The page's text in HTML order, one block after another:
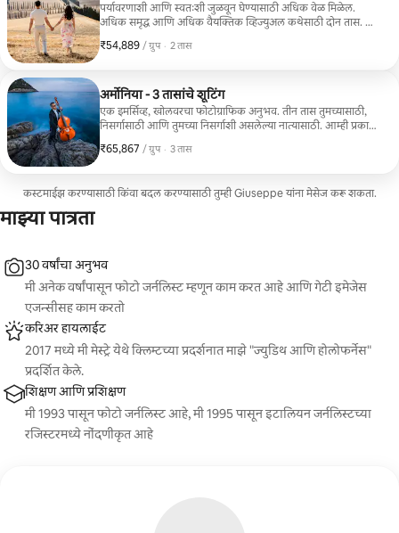
पर्यावरणाशी आणि स्वतःशी जुळवून घेण्यासाठी अधिक वेळ मिळेल.
अधिक समृद्ध आणि अधिक वैयक्तिक व्हिज्युअल कथेसाठी दोन तास. 📸
पोस्ट-प्रॉड्युस्ड फोटोजची डिलिव्हरी आणि वेबद्वारे फोटो डिलिव्हरी.
₹54,889 / ग्रुप
₹54,889, प्रति ग्रुप
, · 2 तास
अर्मोनिया - 3 तासांचे शूटिंग
एक इमर्सिव्ह, खोलवरचा फोटोग्राफिक अनुभव. तीन तास तुमच्यासाठी,
निसर्गासाठी आणि तुमच्या निसर्गाशी असलेल्या नात्यासाठी. आम्ही प्रकाश
ठिकाणी फोटो काढू. पोर्ट्रेट एक कथा, एक उपस्थिती, एक ऐकणे बनते.
आणि वेबद्वारे फोटो डिलिव्हरी. विनंती केल्यास उत्तम कागदांवर उत्तम
₹65,867 / ग्रुप
₹65,867, प्रति ग्रुप
, · 3 तास
कस्टमाईझ करण्यासाठी किंवा बदल करण्यासाठी तुम्ही Giuseppe यांना मेसेज करू शकता.
माझ्या पात्रता
30 वर्षांचा अनुभव
मी अनेक वर्षांपासून फोटो जर्नलिस्ट म्हणून काम करत आहे आणि गेटी इमेजेस
एजन्सीसह काम करतो
करिअर हायलाईट
2017 मध्ये मी मेस्ट्रे येथे क्लिम्टच्या प्रदर्शनात माझे "ज्युडिथ आणि होलोफर्नेस"
प्रदर्शित केले.
शिक्षण आणि प्रशिक्षण
मी 1993 पासून फोटो जर्नलिस्ट आहे, मी 1995 पासून इटालियन जर्नलिस्टच्या
रजिस्टरमध्ये नोंदणीकृत आहे